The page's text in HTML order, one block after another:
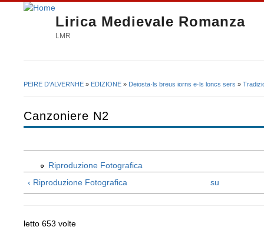
Lirica Medievale Romanza
LMR
PEIRE D'ALVERNHE » EDIZIONE » Deiosta·ls breus iorns e·ls loncs sers »
Canzoniere N2
Riproduzione Fotografica
‹ Riproduzione Fotografica
su
letto 653 volte